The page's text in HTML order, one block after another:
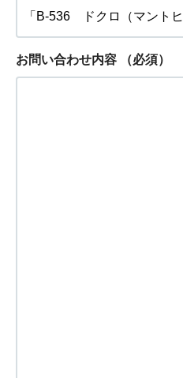
お問い合わせ内容 （必須）